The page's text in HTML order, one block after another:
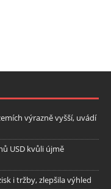
výrazně vyšší, uvádí
USD kvůli újmě
i tržby, zlepšila výhled